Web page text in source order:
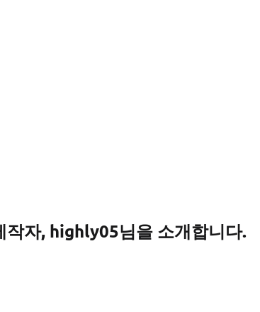
작자, highly05님을 소개합니다.